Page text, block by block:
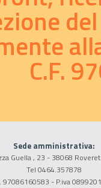
C.F.
Sede amministrativa:
Guella , 23 - 38068
Tel 0464.357878
97086160583 - P.iva